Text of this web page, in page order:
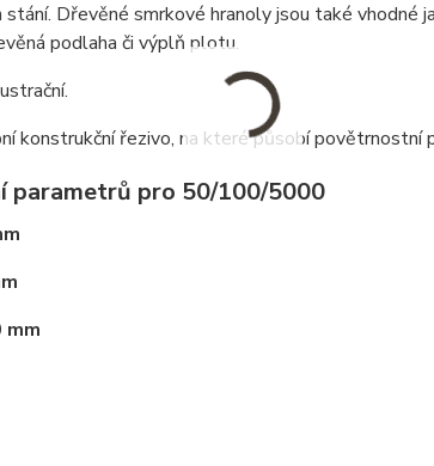
stání. Dřevěné smrkové hranoly jsou také
podlaha či výplň plotu.
konstrukční řezivo, na které působí povětrnostní
parametrů pro 50/100/5000
mm